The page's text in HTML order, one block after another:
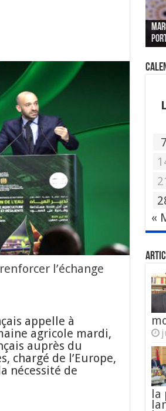
l’échange
appelle à
agricole mardi,
auprès du
chargé de l’Europe,
nécessité de
Le
des
«
L
7
«
la